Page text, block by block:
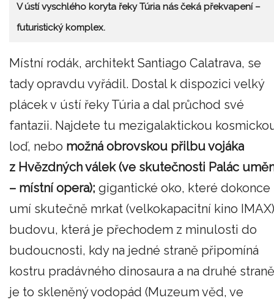
V ústí vyschlého koryta řeky Túria nás čeká překvapení –
futuristický komplex.
Místní rodák, architekt Santiago Calatrava, se
tady opravdu vyřádil. Dostal k dispozici velký
plácek v ústí řeky Túria a dal průchod své
fantazii. Najdete tu mezigalaktickou
loď, nebo možná obrovskou přilbu vojáka
z Hvězdných válek (ve skutečnosti Palác
– místní opera); gigantické oko, které dokonce
umí skutečně mrkat (velkokapacitní kino
budovu, která je přechodem z minulosti do
budoucnosti, kdy na jedné straně připomíná
kostru pradávného dinosaura a na druhé straně
je to skleněný vodopád (Muzeum věd, ve